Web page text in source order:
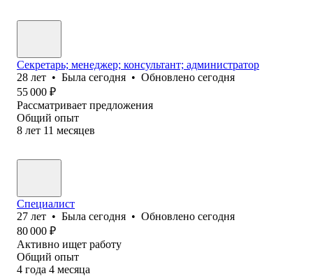
Секретарь; менеджер; консультант; администратор
28 лет • Была сегодня • Обновлено сегодня
55 000 ₽
Рассматривает предложения
Общий опыт
8 лет 11 месяцев
Специалист
27 лет • Была сегодня • Обновлено сегодня
80 000 ₽
Активно ищет работу
Общий опыт
4 года 4 месяца